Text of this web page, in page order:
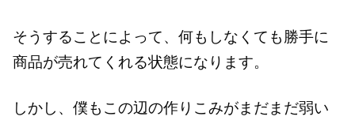
そうすることによって、何もしなくても勝手に
商品が売れてくれる状態になります。
しかし、僕もこの辺の作りこみがまだまだ弱い